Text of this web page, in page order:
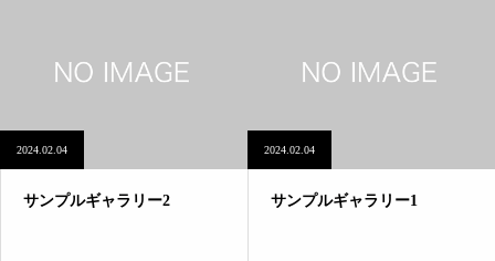
2024.02.04
サンプルギャラリー2
2024.02.04
サンプルギャラリー1